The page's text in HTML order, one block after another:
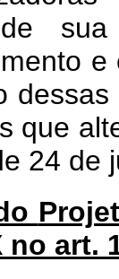
sua
que
24 de
art.